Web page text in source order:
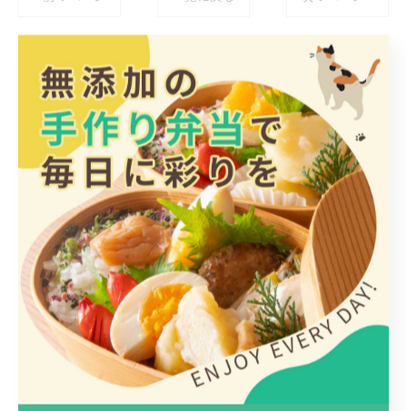
関連タグ
#弁当 #惣菜 #テイクアウト
カテゴリー Categories
全てのカテゴリー
日替わり
惣菜